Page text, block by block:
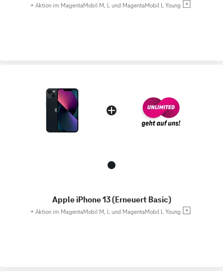
+ Aktion im MagentaMobil M, L und MagentaMobil L Young
Apple iPhone 13 (Erneuert Basic)
+ Aktion im MagentaMobil M, L und MagentaMobil L Young